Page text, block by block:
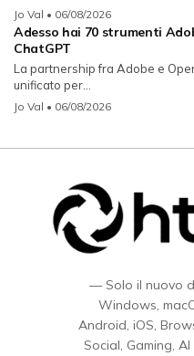
Jo Val • 06/08/2026
Adesso hai 70 strumenti
ChatGPT
La partnership fra Adobe e
unificato per...
Jo Val • 06/08/2026
— Solo il nuovo
Windows,
Android, iOS,
Social, Gaming,